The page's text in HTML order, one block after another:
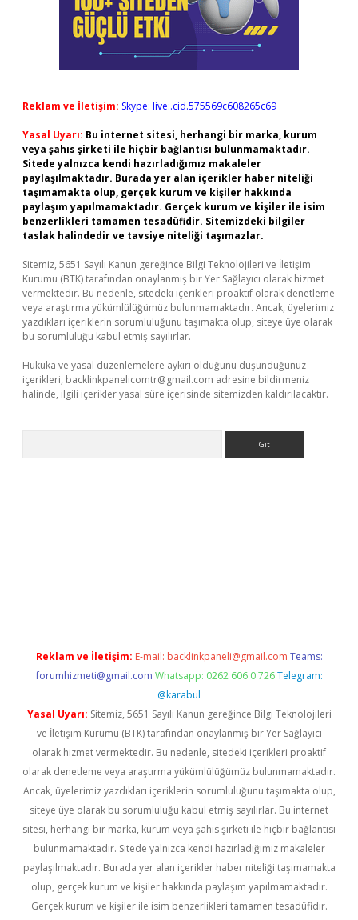
Reklam ve İletişim: Skype: live:.cid.575569c608265c69
Yasal Uyarı: Bu internet sitesi, herhangi bir marka, kurum
veya şahıs şirketi ile hiçbir bağlantısı bulunmamaktadır.
Sitede yalnızca kendi hazırladığımız makaleler
paylaşılmaktadır. Burada yer alan içerikler haber niteliği
taşımamakta olup, gerçek kurum ve kişiler hakkında
paylaşım yapılmamaktadır. Gerçek kurum ve kişiler ile isim
benzerlikleri tamamen tesadüfidir. Sitemizdeki bilgiler
taslak halindedir ve tavsiye niteliği taşımazlar.
Sitemiz, 5651 Sayılı Kanun gereğince Bilgi Teknolojileri ve İletişim
Kurumu (BTK) tarafından onaylanmış bir Yer Sağlayıcı olarak hizmet
vermektedir. Bu nedenle, sitedeki içerikleri proaktif olarak denetleme
veya araştırma yükümlülüğümüz bulunmamaktadır. Ancak, üyelerimiz
yazdıkları içeriklerin sorumluluğunu taşımakta olup, siteye üye olarak
bu sorumluluğu kabul etmiş sayılırlar.
Hukuka ve yasal düzenlemelere aykırı olduğunu düşündüğünüz
içerikleri, backlinkpanelicomtr@gmail.com adresine bildirmeniz
halinde, ilgili içerikler yasal süre içerisinde sitemizden kaldırılacaktır.
Reklam ve İletişim: E-mail: backlinkpaneli@gmail.com Teams:
forumhizmeti@gmail.com Whatsapp: 0262 606 0 726 Telegram:
@karabul
Yasal Uyarı: Sitemiz, 5651 Sayılı Kanun gereğince Bilgi Teknolojileri
ve İletişim Kurumu (BTK) tarafından onaylanmış bir Yer Sağlayıcı
olarak hizmet vermektedir. Bu nedenle, sitedeki içerikleri proaktif
olarak denetleme veya araştırma yükümlülüğümüz bulunmamaktadır.
Ancak, üyelerimiz yazdıkları içeriklerin sorumluluğunu taşımakta olup,
siteye üye olarak bu sorumluluğu kabul etmiş sayılırlar. Bu internet
sitesi, herhangi bir marka, kurum veya şahıs şirketi ile hiçbir bağlantısı
bulunmamaktadır. Sitede yalnızca kendi hazırladığımız makaleler
paylaşılmaktadır. Burada yer alan içerikler haber niteliği taşımamakta
olup, gerçek kurum ve kişiler hakkında paylaşım yapılmamaktadır.
Gerçek kurum ve kişiler ile isim benzerlikleri tamamen tesadüfidir.